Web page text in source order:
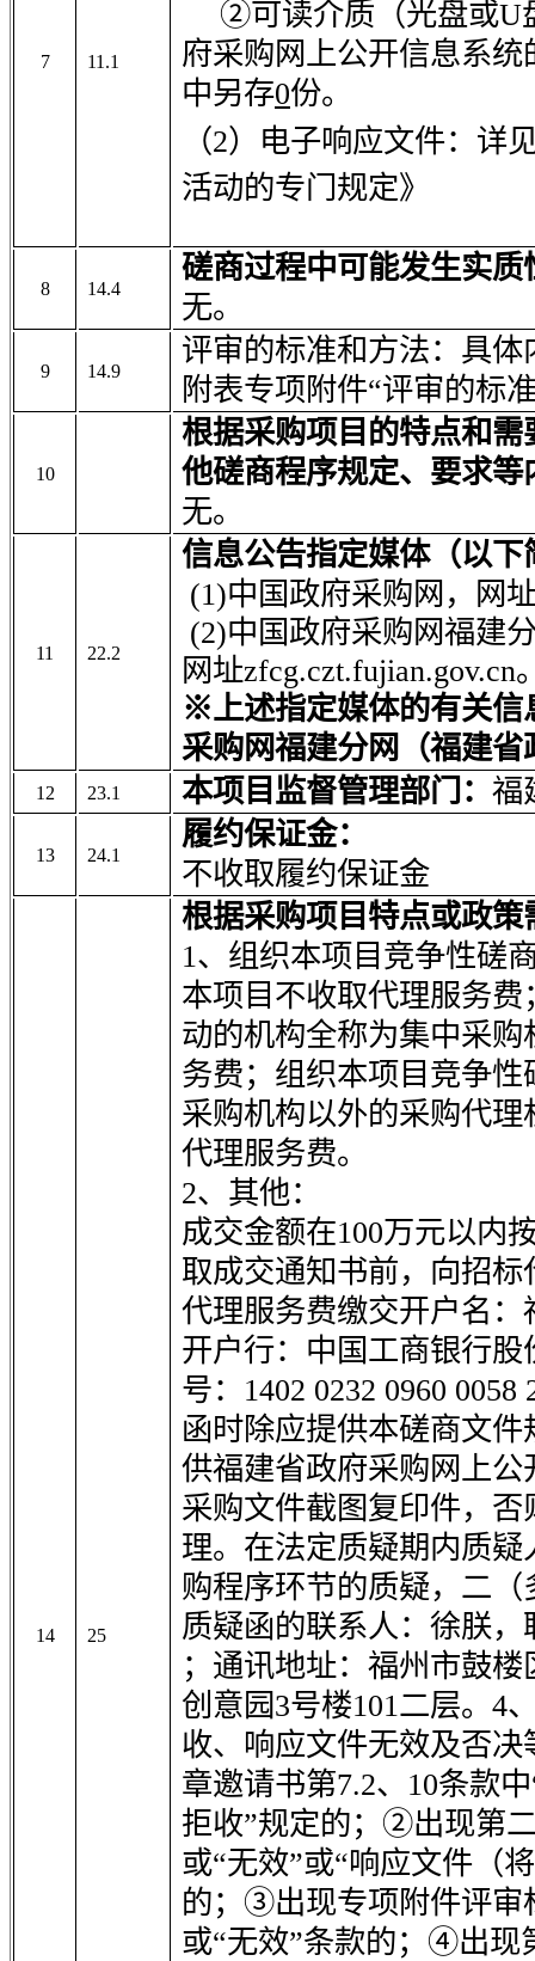
7 11.1
②可读介质（光盘或U
府采购网上公开信息系
中另存0份。
（2）电子响应文件：详
活动的专门规定》
8 14.4
磋商过程中可能发生实质
无。
9 14.9
评审的标准和方法：具
附表专项附件“评审的标
10
根据采购项目的特点和
他磋商程序规定、要求等
无。
11 22.2
信息公告指定媒体（以
(1)中国政府采购网，网
(2)中国政府采购网福建
网址zfcg.czt.fujian.gov.cn
※上述指定媒体的有关信
采购网福建分网（福建
12 23.1 本项目监督管理部门： 福
13 24.1
履约保证金：
不收取履约保证金
14 25
根据采购项目特点或政
1、 组织本项目竞争性磋
本项目不收取代理服务
动的机构全称为集中采
务费；组织本项目竞争
采购机构以外的采购代理
代理服务费。
2、其他：
成交金额在100万元以内
取成交通知书前，向招
代理服务费缴交开户名
开户行：中国工商银行
号：1402 0232 0960
函时除应提供本磋商文
供福建省政府采购网上
采购文件截图复印件，
理。在法定质疑期内质
购程序环节的质疑，二
质疑函的联系人：徐朕，
；通讯地址：福州市鼓
创意园3号楼101二层。4
收、响应文件无效及否
章邀请书第7.2、10条款
拒收”规定的；②出现第
或“无效”或“响应文件（
的；③出现专项附件评审
或“无效”条款的；④出现